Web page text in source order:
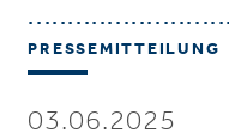
PRESSEMITTEILUNG
03.06.2025